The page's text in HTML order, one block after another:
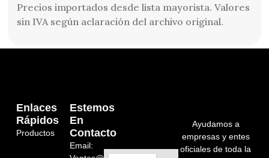
Precios importados desde lista mayorista. Valores
sin IVA según aclaración del archivo original.
Ayudamos a
empresas y entes
oficiales de toda la
Enlaces
Rápidos
Productos
Estemos
En
Contacto
Email: